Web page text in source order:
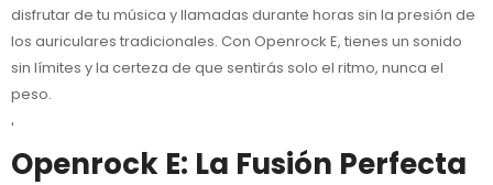
disfrutar de tu música y llamadas durante horas sin la presión de
los auriculares tradicionales. Con Openrock E, tienes un sonido
sin límites y la certeza de que sentirás solo el ritmo, nunca el
peso.
'
Openrock E: La Fusión Perfecta